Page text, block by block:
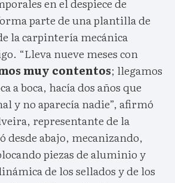
en el despiece de
parte de una plantilla de
la carpintería mecánica
“Lleva nueve meses con
muy contentos; llegamos
a boca, hacía dos años que
y no aparecía nadie”, afirmó
representante de la
desde abajo, mecanizando,
piezas de aluminio y
de los sellados y de los